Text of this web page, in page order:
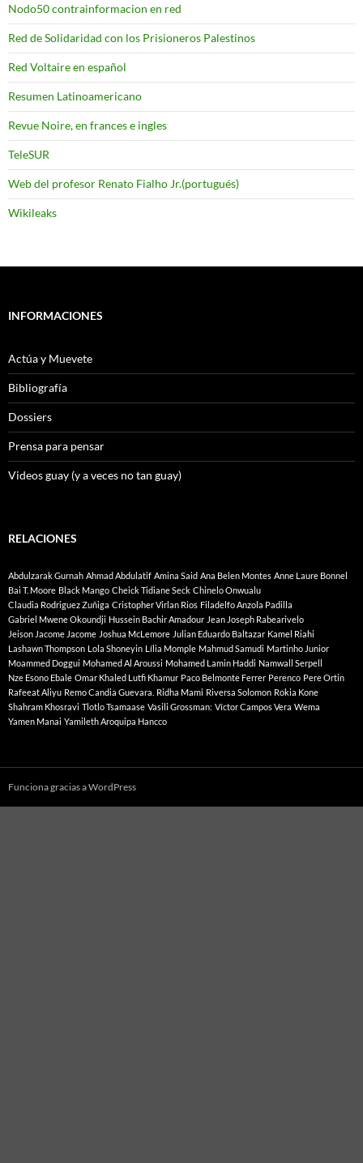
Nodo50 contrainformacion en red
Red de Solidaridad con los Prisioneros Palestinos
Red Voltaire en español
Resumen Latinoamericano
Revue Noire, en frances e ingles
TeleSUR
Web del profesor Renato Fialho Jr.(portugués)
Wikileaks
INFORMACIONES
Actúa y Muevete
Bibliografía
Dossiers
Prensa para pensar
Videos guay (y a veces no tan guay)
RELACIONES
Abdulzarak Gurnah Ahmad Abdulatif Amina Said Ana Belen Montes Anne Laure Bonnel
Bai T. Moore Black Mango Cheick Tidiane Seck Chinelo Onwualu
Claudia Rodriguez Zuñiga Cristopher Virlan Rios Filadelfo Anzola Padilla
Gabriel Mwene Okoundji Hussein Bachir Amadour Jean Joseph Rabearivelo
Jeison Jacome Jacome Joshua McLemore Julian Eduardo Baltazar Kamel Riahi
Lashawn Thompson Lola Shoneyin Lília Momple Mahmud Samudi Martinho Junior
Moammed Doggui Mohamed Al Aroussi Mohamed Lamin Haddi Namwall Serpell
Nze Esono Ebale Omar Khaled Lutfi Khamur Paco Belmonte Ferrer Perenco Pere Ortin
Rafeeat Aliyu Remo Candia Guevara. Ridha Mami Riversa Solomon Rokia Kone
Shahram Khosravi Tlotlo Tsamaase Vasili Grossman: Víctor Campos Vera Wema
Yamen Manai Yamileth Aroquipa Hancco
Funciona gracias a WordPress